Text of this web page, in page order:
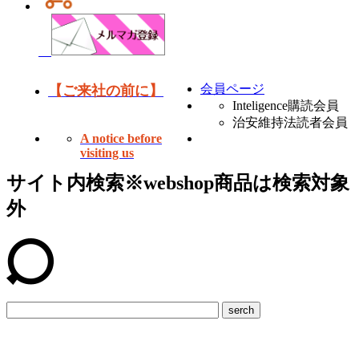
【ご来社の前に】
会員ページ
Inteligence購読会員
治安維持法読者会員
A notice before
visiting us
サイト内検索※webshop商品は検索対象
外
serch